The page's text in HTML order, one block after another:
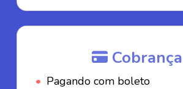
Cobrança
Pagando com boleto